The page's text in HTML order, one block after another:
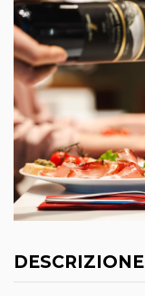
DESCRIZIONE